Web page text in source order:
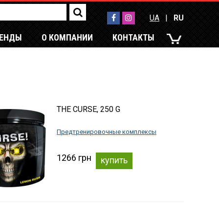
UA|RU
О КОМПАНИИ КОНТАКТЫ
THE CURSE, 250 G
Предтренировочные комплексы
1266 грн купить